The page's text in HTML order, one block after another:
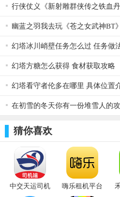
活动时间：7月28日5:00—7月30
活动内容：
过关指定公主级第十二、十四章
公主级第一、三、五章可掉落【
料，
公主级第三、八章可掉落【韶颜
行侠仗义《新射雕群侠传之铁血
幽蓝之羽我去玩《苍之女武神BT
幻塔冰川峭壁任务怎么过 任务做
幻塔方糖怎么获得 食材获取攻略
幻塔看守者伦多在哪里 具体位置
在初雪的冬天你有一份堆雪人的
猜你喜欢
中交天运司机
嗨乐租机平台